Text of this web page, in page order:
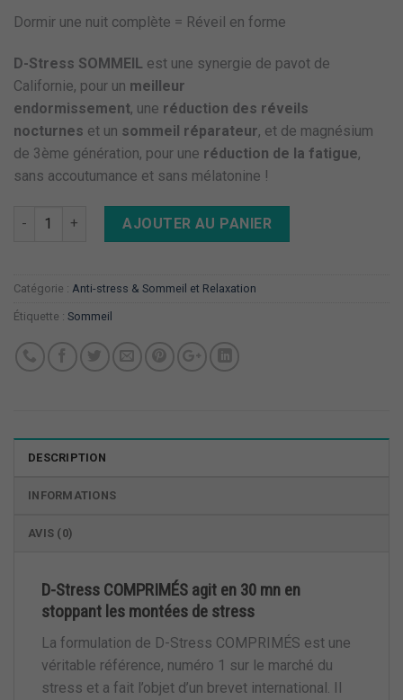
Dormir une nuit complète = Réveil en forme
D-Stress SOMMEIL est une synergie de pavot de
Californie, pour un meilleur
endormissement, une réduction des réveils
nocturnes et un sommeil réparateur, et de magnésium
de 3ème génération, pour une réduction de la fatigue,
sans accoutumance et sans mélatonine !
Quantité AJOUTER AU PANIER
Catégorie : Anti-stress & Sommeil et Relaxation
Étiquette : Sommeil
DESCRIPTION
INFORMATIONS
AVIS (0)
D-Stress COMPRIMÉS agit en 30 mn en
stoppant les montées de stress
La formulation de D-Stress COMPRIMÉS est une
véritable référence, numéro 1 sur le marché du
stress et a fait l’objet d’un brevet international. Il